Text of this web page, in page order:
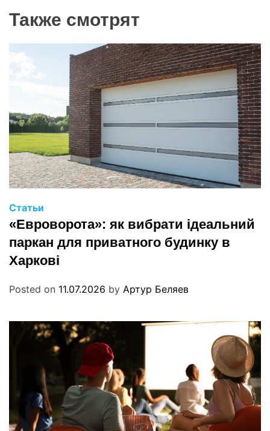
Также смотрят
Статьи
«Евроворота»: як вибрати ідеальний
паркан для приватного будинку в
Харкові
Posted on 11.07.2026 by Артур Беляев